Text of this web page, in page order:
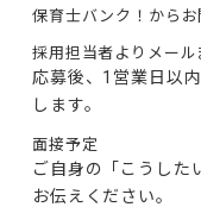
保育士バンク！からお
採用担当者よりメー
応募後、1営業日以
します。
面接予定
ご自身の「こうした
お伝えください。